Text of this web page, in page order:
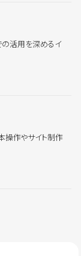
活用を深めるイ
操作やサイト制作